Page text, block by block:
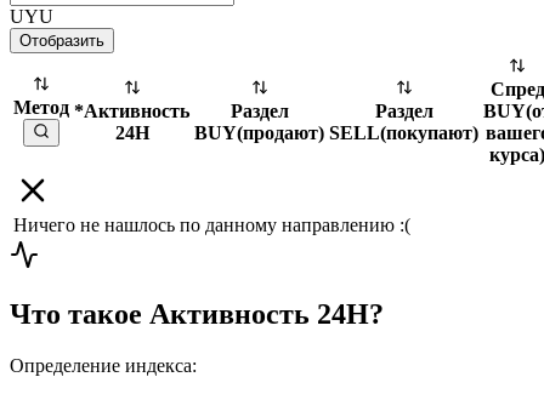
UYU
Отобразить
Метод *Активность
24H
Раздел
BUY(продают)
Раздел
SELL(покупают)
Спред
BUY(
курса)
Ничего не нашлось по данному направлению :(
Что такое Активность 24H?
Определение индекса: